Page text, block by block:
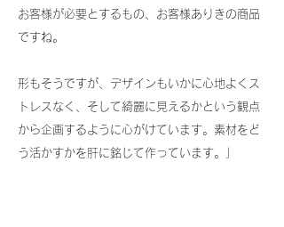
お客様が必要とするもの、お客様ありきの商品
ですね。
形もそうですが、デザインもいかに心地よくス
トレスなく、そして綺麗に見えるかという観点
から企画するように心がけています。素材をど
う活かすかを肝に銘じて作っています。」